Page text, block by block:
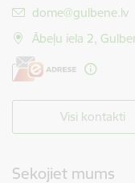
E-pasts:
dome@gulbene.lv
Ābeļu iela 2,
Visi kontakti
Sekojiet mums